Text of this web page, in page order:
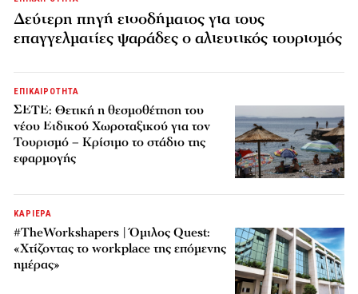
Δεύτερη πηγή εισοδήματος για τους
επαγγελματίες ψαράδες ο αλιευτικός τουρισμός
ΕΠΙΚΑΙΡΟΤΗΤΑ
ΣΕΤΕ: Θετική η θεσμοθέτηση του
νέου Ειδικού Χωροταξικού για τον
Τουρισμό – Κρίσιμο το στάδιο της
εφαρμογής
ΚΑΡΙΕΡΑ
#TheWorkshapers | Όμιλος Quest:
«Χτίζοντας το workplace της επόμενης
ημέρας»